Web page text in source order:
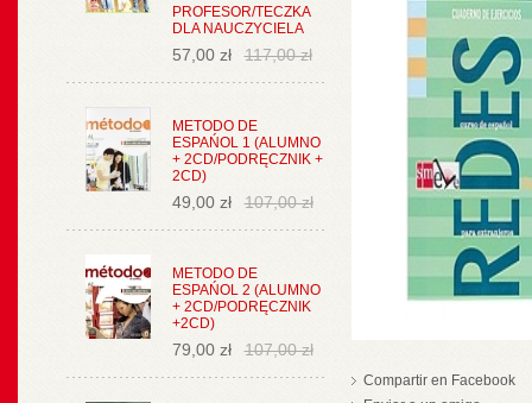
PROFESOR/TECZKA
DLA NAUCZYCIELA
57,00 zł 117,00 zł
METODO DE
ESPAŃOL 1 (ALUMNO
+ 2CD/PODRĘCZNIK +
2CD)
49,00 zł 107,00 zł
METODO DE
ESPAŃOL 2 (ALUMNO
+ 2CD/PODRĘCZNIK
+2CD)
79,00 zł 107,00 zł
Compartir en Facebook